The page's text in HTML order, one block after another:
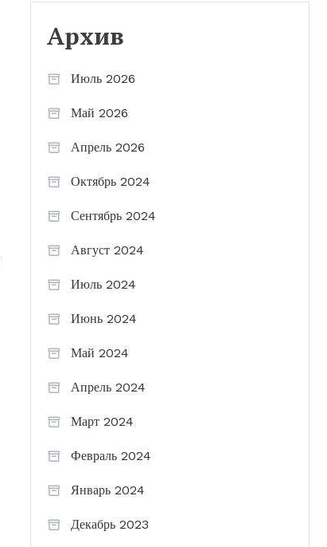
Архив
Июль 2026
Май 2026
Апрель 2026
Октябрь 2024
Сентябрь 2024
Август 2024
Июль 2024
Июнь 2024
Май 2024
Апрель 2024
Март 2024
Февраль 2024
Январь 2024
Декабрь 2023